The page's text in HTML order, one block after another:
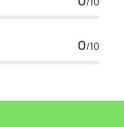
0/10